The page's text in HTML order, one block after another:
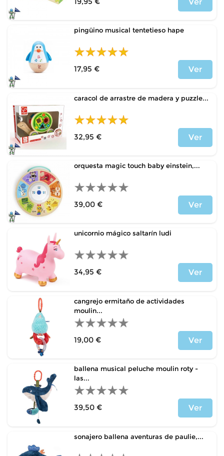
pingüino musical tentetieso hape
17,95 €
Ver
caracol de arrastre de madera y puzzle...
32,95 €
Ver
orquesta magic touch baby einstein,...
39,00 €
Ver
unicornio mágico saltarín ludi
34,95 €
Ver
cangrejo ermitaño de actividades
moulin...
19,00 €
Ver
ballena musical peluche moulin roty -
las...
39,50 €
Ver
sonajero ballena aventuras de paulie,...